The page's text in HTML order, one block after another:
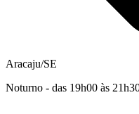
Aracaju/SE
Noturno - das 19h00 às